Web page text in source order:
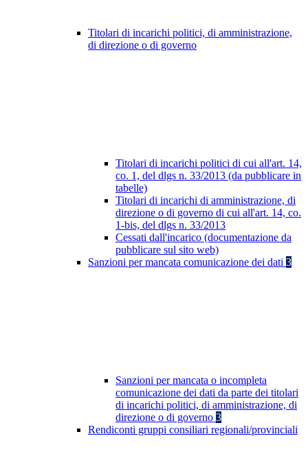
Titolari di incarichi politici, di amministrazione,
di direzione o di governo
Titolari di incarichi politici di cui all'art. 14,
co. 1, del dlgs n. 33/2013 (da pubblicare in
tabelle)
Titolari di incarichi di amministrazione, di
direzione o di governo di cui all'art. 14, co.
1-bis, del dlgs n. 33/2013
Cessati dall'incarico (documentazione da
pubblicare sul sito web)
Sanzioni per mancata comunicazione dei dati 3
Sanzioni per mancata o incompleta
comunicazione dei dati da parte dei titolari
di incarichi politici, di amministrazione, di
direzione o di governo 3
Rendiconti gruppi consiliari regionali/provinciali